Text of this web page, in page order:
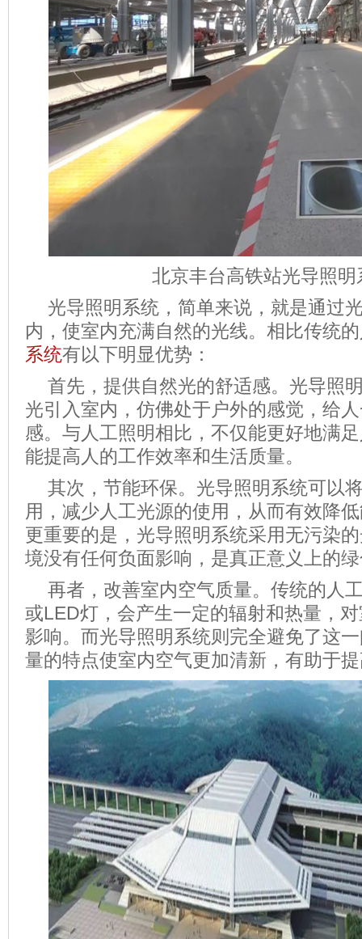
北京丰台高铁站光导照明
光导照明系统，简单来说，就是通过
内，使室内充满自然的光线。相比传统
系统有以下明显优势：
首先，提供自然光的舒适感。光导照
光引入室内，仿佛处于户外的感觉，给
感。与人工照明相比，不仅能更好地满
能提高人的工作效率和生活质量。
其次，节能环保。光导照明系统可以
用，减少人工光源的使用，从而有效降
更重要的是，光导照明系统采用无污染
境没有任何负面影响，是真正意义上的
再者，改善室内空气质量。传统的人
或LED灯，会产生一定的辐射和热量，
影响。而光导照明系统则完全避免了这
量的特点使室内空气更加清新，有助于